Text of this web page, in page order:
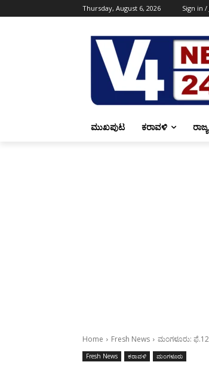
Thursday, August 6, 2026 Sign in /
ಮುಖಪುಟ ಕರಾವಳಿ ರಾಜ್ಯ
Home Fresh News ಮಂಗಳೂರು:
Fresh News ಕರಾವಳಿ ಮಂಗಳೂರು